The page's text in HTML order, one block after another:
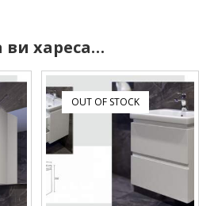
хареса…
OUT OF STOCK